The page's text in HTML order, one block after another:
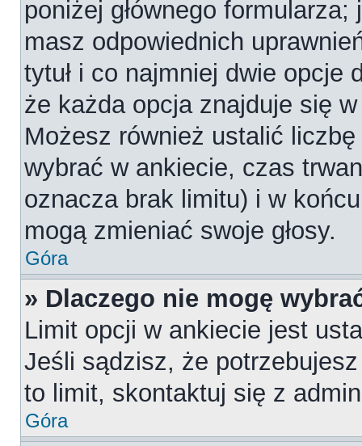
poniżej głównego
masz odpowiednich
tytuł i co najmniej dwie opcje
że każda opcja znajduje się
Możesz również ustalić
wybrać w ankiecie, czas
oznacza brak limitu) i w
mogą zmieniać swoje głosy.
Góra
» Dlaczego nie mogę
Limit opcji w ankiecie jest
Jeśli sądzisz, że
to limit, skontaktuj się z
Góra